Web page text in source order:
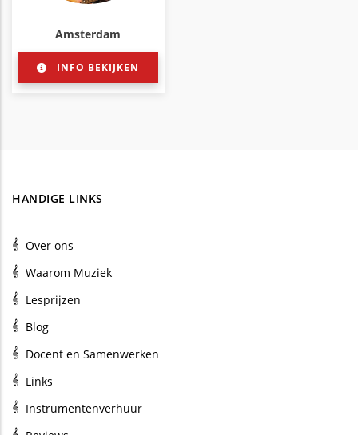
Amsterdam
INFO BEKIJKEN
HANDIGE LINKS
Over ons
Waarom Muziek
Lesprijzen
Blog
Docent en Samenwerken
Links
Instrumentenverhuur